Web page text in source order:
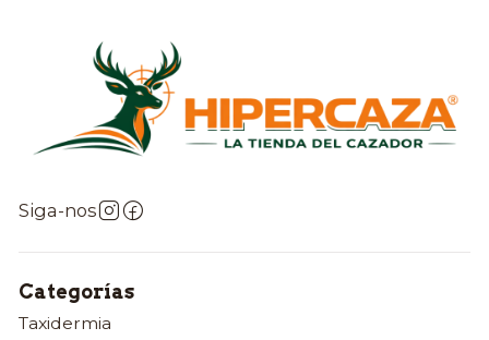
Siga-nos
Categorías
Taxidermia